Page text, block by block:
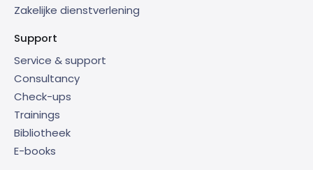
Zakelijke dienstverlening
Support
Service & support
Consultancy
Check-ups
Trainings
Bibliotheek
E-books